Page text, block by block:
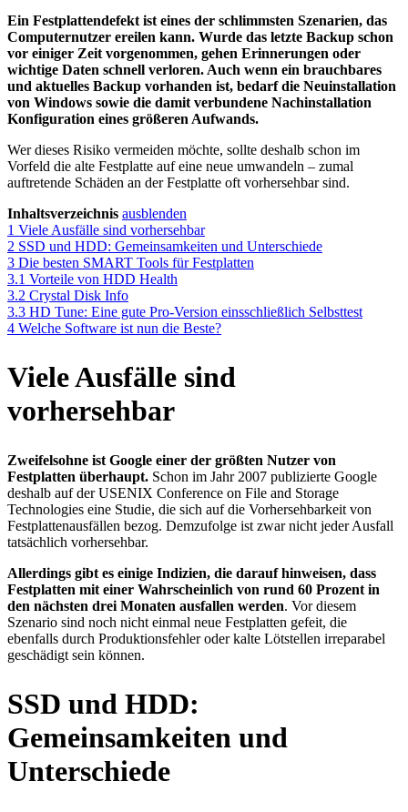
Ein Festplattendefekt ist eines der schlimmsten Szenarien, das
Computernutzer ereilen kann. Wurde das letzte Backup schon
vor einiger Zeit vorgenommen, gehen Erinnerungen oder
wichtige Daten schnell verloren. Auch wenn ein brauchbares
und aktuelles Backup vorhanden ist, bedarf die Neuinstallation
von Windows sowie die damit verbundene Nachinstallation
Konfiguration eines größeren Aufwands.
Wer dieses Risiko vermeiden möchte, sollte deshalb schon im
Vorfeld die alte Festplatte auf eine neue umwandeln – zumal
auftretende Schäden an der Festplatte oft vorhersehbar sind.
Inhaltsverzeichnis ausblenden
1 Viele Ausfälle sind vorhersehbar
2 SSD und HDD: Gemeinsamkeiten und Unterschiede
3 Die besten SMART Tools für Festplatten
3.1 Vorteile von HDD Health
3.2 Crystal Disk Info
3.3 HD Tune: Eine gute Pro-Version einsschließlich Selbsttest
4 Welche Software ist nun die Beste?
Viele Ausfälle sind
vorhersehbar
Zweifelsohne ist Google einer der größten Nutzer von
Festplatten überhaupt. Schon im Jahr 2007 publizierte Google
deshalb auf der USENIX Conference on File and Storage
Technologies eine Studie, die sich auf die Vorhersehbarkeit von
Festplattenausfällen bezog. Demzufolge ist zwar nicht jeder Ausfall
tatsächlich vorhersehbar.
Allerdings gibt es einige Indizien, die darauf hinweisen, dass
Festplatten mit einer Wahrscheinlich von rund 60 Prozent in
den nächsten drei Monaten ausfallen werden. Vor diesem
Szenario sind noch nicht einmal neue Festplatten gefeit, die
ebenfalls durch Produktionsfehler oder kalte Lötstellen irreparabel
geschädigt sein können.
SSD und HDD:
Gemeinsamkeiten und
Unterschiede